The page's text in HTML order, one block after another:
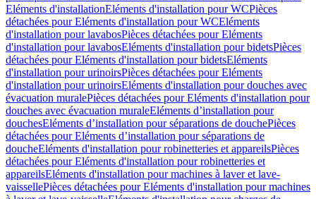
Eléments d'installationEléments d'installation pour WCPièces
détachées pour Eléments d'installation pour WCEléments
d'installation pour lavabosPièces détachées pour Eléments
d'installation pour lavabosEléments d'installation pour bidetsPièces
détachées pour Eléments d'installation pour bidetsEléments
d'installation pour urinoirsPièces détachées pour Eléments
d'installation pour urinoirsEléments d'installation pour douches avec
évacuation muralePièces détachées pour Eléments d'installation pour
douches avec évacuation muraleEléments d’installation pour
douchesEléments d’installation pour séparations de douchePièces
détachées pour Eléments d’installation pour séparations de
doucheEléments d'installation pour robinetteries et appareilsPièces
détachées pour Eléments d'installation pour robinetteries et
appareilsEléments d'installation pour machines à laver et lave-
vaissellePièces détachées pour Eléments d'installation pour machines